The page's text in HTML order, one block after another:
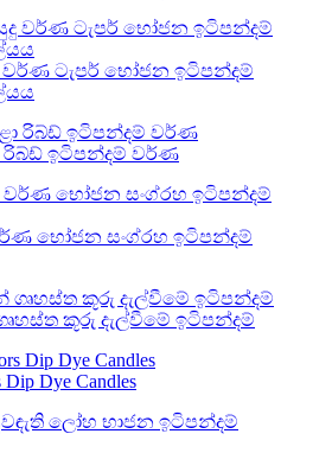
වර්ණ ටැපර් භෝජන ඉටිපන්දම්
රිබ්ඩ් ඉටිපන්දම් වර්ණ
භෝජන සංග්රහ ඉටිපන්දම්
කූරු දැල්වීමේ ඉටිපන්දම්
Dip Dye Candles